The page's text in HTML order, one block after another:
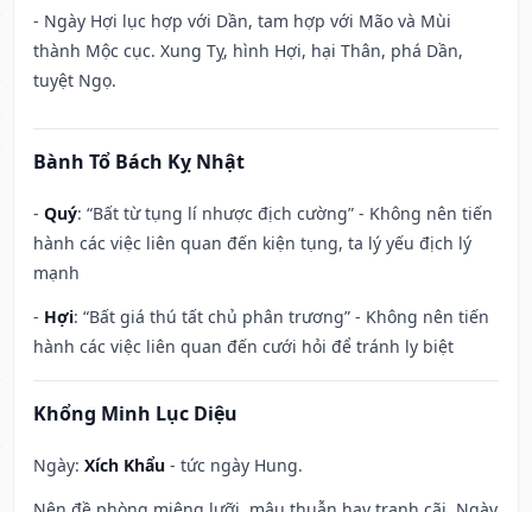
- Ngày Hợi lục hợp với Dần, tam hợp với Mão và Mùi
thành Mộc cục. Xung Tỵ, hình Hợi, hại Thân, phá Dần,
tuyệt Ngọ.
Bành Tổ Bách Kỵ Nhật
- Quý: “Bất từ tụng lí nhược địch cường” - Không nên tiến
hành các việc liên quan đến kiện tụng, ta lý yếu địch lý
mạnh
- Hợi: “Bất giá thú tất chủ phân trương” - Không nên tiến
hành các việc liên quan đến cưới hỏi để tránh ly biệt
Khổng Minh Lục Diệu
Ngày: Xích Khẩu - tức ngày Hung.